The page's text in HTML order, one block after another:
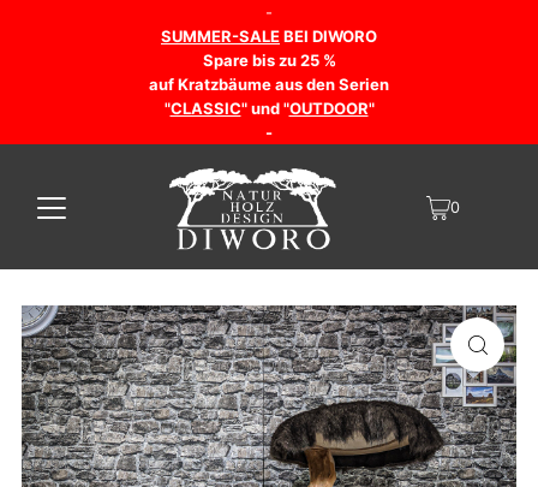
-
SUMMER-SALEBEI DIWORO
Spare bis zu 25 %
auf Kratzbäume aus den Serien
"CLASSIC" und "OUTDOOR"
-
0